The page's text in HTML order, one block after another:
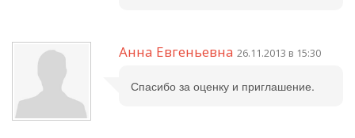
Анна Евгеньевна 26.11.2013 в 15:30
Спасибо за оценку и приглашение.